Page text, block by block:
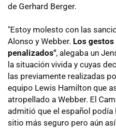
de Gerhard Berger.
"Estoy molesto con las
Alonso y Webber. Los
penalizados", alegaba un
la situación vivida y cuyas
las previamente realizadas
equipo Lewis Hamilton que
atropellado a Webber. El
admitió que el español podía
sitio más seguro pero aún